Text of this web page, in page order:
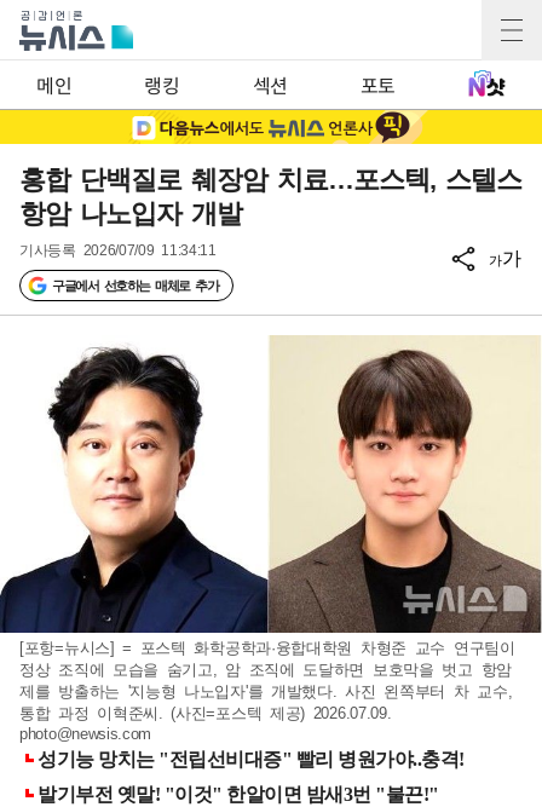
메인 랭킹 섹션 포토
홍합 단백질로 췌장암 치료…포스텍, 스텔스
항암 나노입자 개발
기사등록 2026/07/09 11:34:11
구글에서 선호하는 매체로 추가
가가
[포항=뉴시스] = 포스텍 화학공학과·융합대학원 차형준 교수 연구팀이
정상 조직에 모습을 숨기고, 암 조직에 도달하면 보호막을 벗고 항암
제를 방출하는 '지능형 나노입자'를 개발했다. 사진 왼쪽부터 차 교수,
통합 과정 이혁준씨. (사진=포스텍 제공) 2026.07.09.
photo@newsis.com